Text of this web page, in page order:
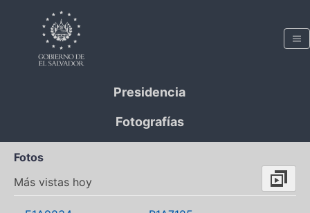
Presidencia
Fotografías
Fotos
Más vistas hoy